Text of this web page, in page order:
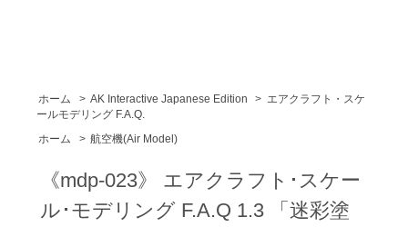
ホーム > AK Interactive Japanese Edition > エアクラフト・スケ
ールモデリング F.A.Q.
ホーム
> 航空機(Air Model)
《mdp-023》 エアクラフト･スケー
ル･モデリング F.A.Q 1.3 「迷彩塗